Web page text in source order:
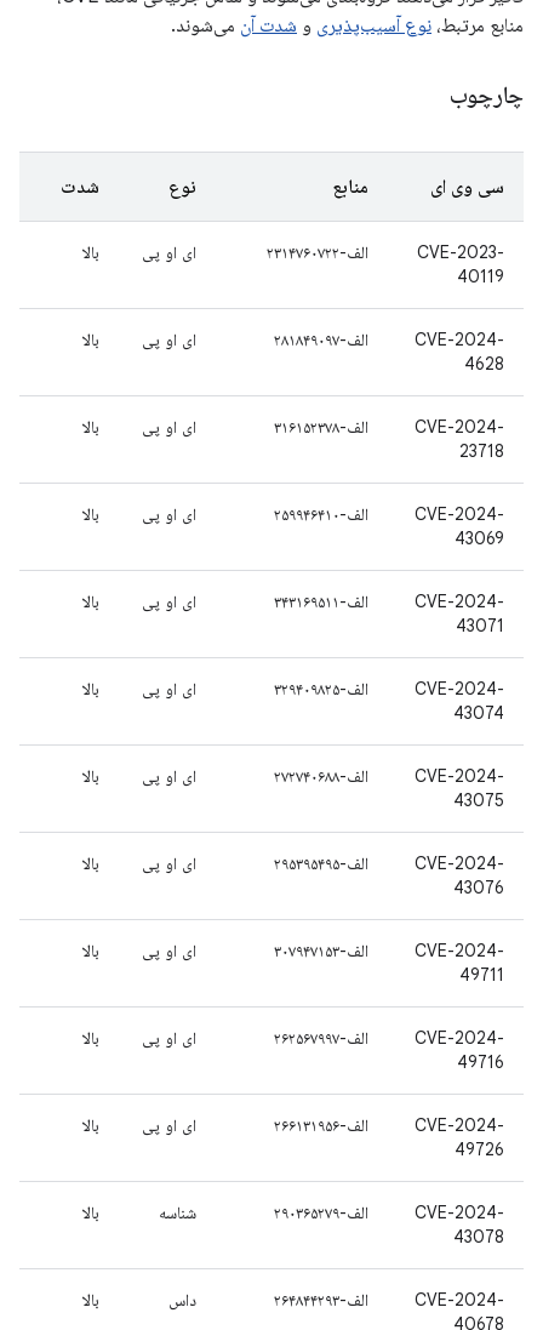
منابع مرتبط، نوع آسیب‌پذیری و شدت آن می‌شوند.
چارچوب
سی وی ای منابع نوع شدت
CVE-2023-
40119
الف-۲۳۱۴۷۶۰۷۲۲ ای او پی بالا
CVE-2024-
4628
الف-۲۸۱۸۴۹۰۹۷ ای او پی بالا
CVE-2024-
23718
الف-۳۱۶۱۵۲۳۷۸ ای او پی بالا
CVE-2024-
43069
الف-۲۵۹۹۴۶۴۱۰ ای او پی بالا
CVE-2024-
43071
الف-۳۴۳۱۶۹۵۱۱ ای او پی بالا
CVE-2024-
43074
الف-۳۲۹۴۰۹۸۲۵ ای او پی بالا
CVE-2024-
43075
الف-۲۷۲۷۴۰۶۸۸ ای او پی بالا
CVE-2024-
43076
الف-۲۹۵۳۹۵۴۹۵ ای او پی بالا
CVE-2024-
49711
الف-۳۰۷۹۴۷۱۵۳ ای او پی بالا
CVE-2024-
49716
الف-۲۶۲۵۶۷۹۹۷ ای او پی بالا
CVE-2024-
49726
الف-۲۶۶۱۳۱۹۵۶ ای او پی بالا
CVE-2024-
43078
الف-۲۹۰۳۶۵۲۷۹ شناسه بالا
CVE-2024-
40678
الف-۲۶۴۸۴۴۲۹۳ داس بالا